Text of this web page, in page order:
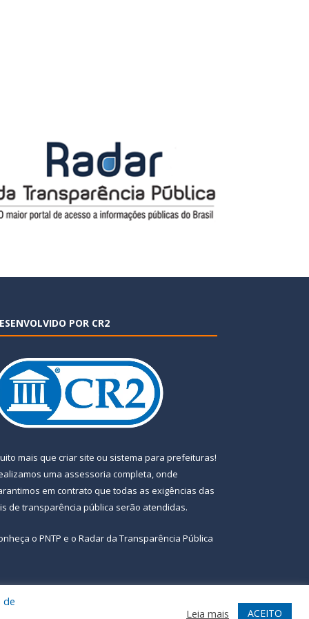
POR CR2
mais que criar site ou sistema para prefeituras!
uma assessoria completa, onde
em contrato que todas as exigências das
de transparência pública serão atendidas.
o PNTP e o Radar da Transparência Pública
Acessar Webmail
de
Leia mais ACEITO